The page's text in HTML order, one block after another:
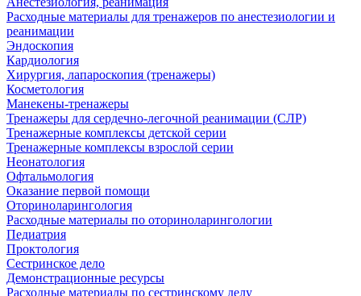
Расходные материалы для тренажеров по анестезиологии и
реанимации
Эндоскопия
Кардиология
Хирургия, лапароскопия (тренажеры)
Косметология
Манекены-тренажеры
Тренажеры для сердечно-легочной реанимации (СЛР)
Тренажерные комплексы детской серии
Тренажерные комплексы взрослой серии
Неонатология
Офтальмология
Оказание первой помощи
Оториноларингология
Расходные материалы по оториноларингологии
Педиатрия
Проктология
Сестринское дело
Демонстрационные ресурсы
Расходные материалы по сестринскому делу